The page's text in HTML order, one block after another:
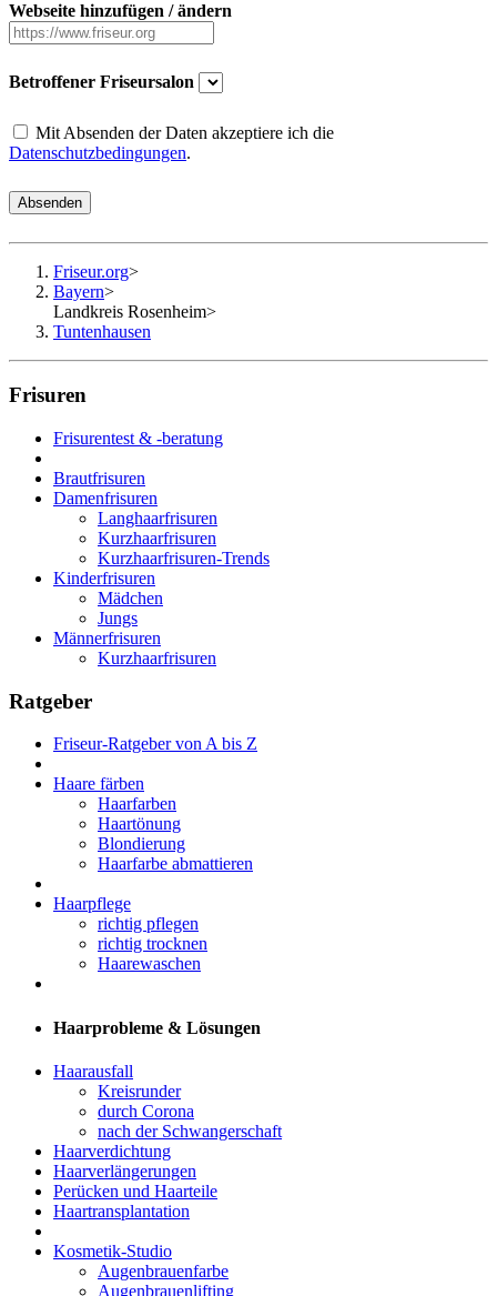
Webseite hinzufügen / ändern
Betroffener Friseursalon
Mit Absenden der Daten akzeptiere ich die
Datenschutzbedingungen.
Absenden
Friseur.org>
Bayern>
Landkreis Rosenheim>
Tuntenhausen
Frisuren
Frisurentest & -beratung
Brautfrisuren
Damenfrisuren
Langhaarfrisuren
Kurzhaarfrisuren
Kurzhaarfrisuren-Trends
Kinderfrisuren
Mädchen
Jungs
Männerfrisuren
Kurzhaarfrisuren
Ratgeber
Friseur-Ratgeber von A bis Z
Haare färben
Haarfarben
Haartönung
Blondierung
Haarfarbe abmattieren
Haarpflege
richtig pflegen
richtig trocknen
Haarewaschen
Haarprobleme & Lösungen
Haarausfall
Kreisrunder
durch Corona
nach der Schwangerschaft
Haarverdichtung
Haarverlängerungen
Perücken und Haarteile
Haartransplantation
Kosmetik-Studio
Augenbrauenfarbe
Augenbrauenlifting